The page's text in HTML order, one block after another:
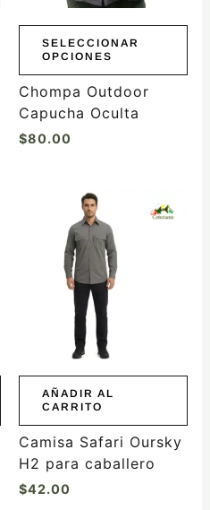
SELECCIONAR
OPCIONES
elegir
la
página
producto
Chompa Outdoor
Capucha Oculta
$80.00
AÑADIR AL
CARRITO
Camisa Safari Oursky
H2 para caballero
$42.00